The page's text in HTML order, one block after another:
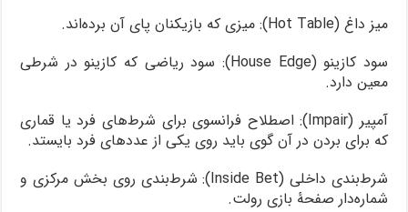
میز داغ (Hot Table): میزی که بازیکنان پای آن برده‌اند.
سود کازینو (House Edge): سود ریاضی که کازینو در شرطی
معین دارد.
آمپیر (Impair): اصطلاح فرانسوی برای شرط‌های فرد یا قماری
که برای بردن در آن گوی باید روی یکی از عددهای فرد بایستد.
شرط‌بندی داخلی (Inside Bet): شرط‌بندی روی بخش مرکزی و
شماره‌دار صفحۀ بازی رولت.